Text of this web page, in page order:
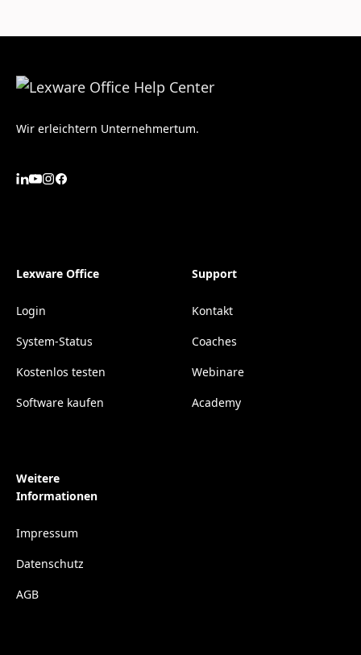
Wir erleichtern Unternehmertum.
Lexware Office
Login
System-Status
Kostenlos testen
Software kaufen
Support
Kontakt
Coaches
Webinare
Academy
Weitere
Informationen
Impressum
Datenschutz
AGB